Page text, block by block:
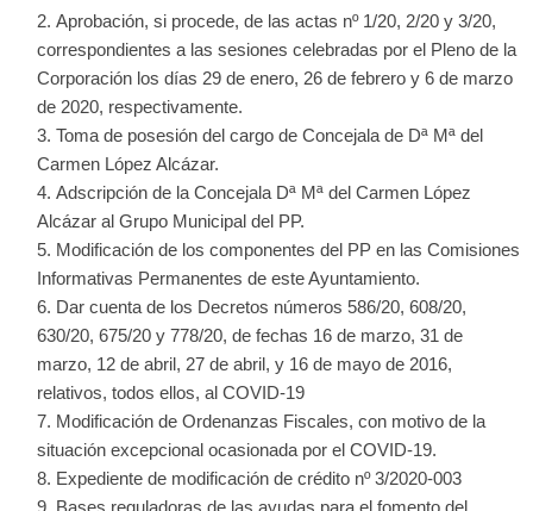
Aprobación, si procede, de las actas nº 1/20, 2/20 y 3/20,
correspondientes a las sesiones celebradas por el Pleno de la
Corporación los días 29 de enero, 26 de febrero y 6 de marzo
de 2020, respectivamente.
Toma de posesión del cargo de Concejala de Dª Mª del
Carmen López Alcázar.
Adscripción de la Concejala Dª Mª del Carmen López
Alcázar al Grupo Municipal del PP.
Modificación de los componentes del PP en las Comisiones
Informativas Permanentes de este Ayuntamiento.
Dar cuenta de los Decretos números 586/20, 608/20,
630/20, 675/20 y 778/20, de fechas 16 de marzo, 31 de
marzo, 12 de abril, 27 de abril, y 16 de mayo de 2016,
relativos, todos ellos, al COVID-19
Modificación de Ordenanzas Fiscales, con motivo de la
situación excepcional ocasionada por el COVID-19.
Expediente de modificación de crédito nº 3/2020-003
Bases reguladoras de las ayudas para el fomento del